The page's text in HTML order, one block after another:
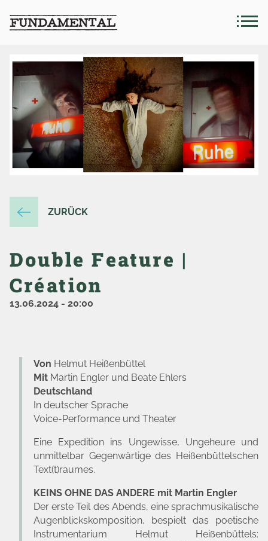
ZURÜCK
Double Feature |
Création
13.06.2024 - 20:00
Von Helmut Heißenbüttel
Mit Martin Engler und Beate Ehlers
Deutschland
In deutscher Sprache
Voice-Performance und Theater
Eine Expedition ins Ungewisse, Ungeheure und
unmittelbar Gegenwärtige des Heißenbüttelschen
Text(t)raumes.
KEINS OHNE DAS ANDERE mit Martin Engler
Der erste Teil des Abends, eine sprachmusikalische
Augenblickskomposition, bespielt das poetische
Instrumentarium Helmut Heißenbüttels: